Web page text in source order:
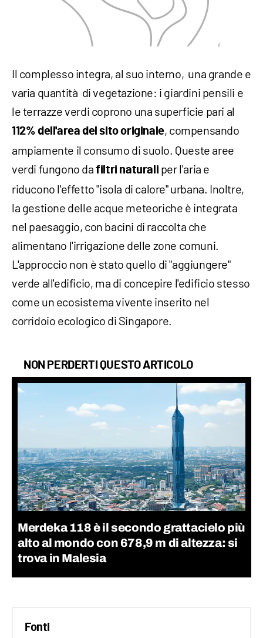
Il complesso integra, al suo interno, una grande e
varia quantità di vegetazione: i giardini pensili e
le terrazze verdi coprono una superficie pari al
112% dell'area del sito originale, compensando
ampiamente il consumo di suolo. Queste aree
verdi fungono dafiltri naturali per l'aria e
riducono l'effetto "isola di calore" urbana. Inoltre,
la gestione delle acque meteoriche è integrata
nel paesaggio, con bacini di raccolta che
alimentano l'irrigazione delle zone comuni.
L'approccio non è stato quello di "aggiungere"
verde all'edificio, ma di concepire l'edificio stesso
come un ecosistema vivente inserito nel
corridoio ecologico di Singapore.
NON PERDERTI QUESTO ARTICOLO
Merdeka 118 è il secondo grattacielo più
alto al mondo con 678,9 m di altezza: si
trova in Malesia
Fonti